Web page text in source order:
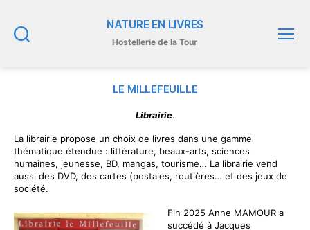
NATURE EN LIVRES
Hostellerie de la Tour
LE MILLEFEUILLE
Librairie.
La librairie propose un choix de livres dans une gamme
thématique étendue : littérature, beaux-arts, sciences
humaines, jeunesse, BD, mangas, tourisme… La librairie vend
aussi des DVD, des cartes (postales, routières… et des jeux de
société.
Fin 2025 Anne MAMOUR a
succédé à Jacques